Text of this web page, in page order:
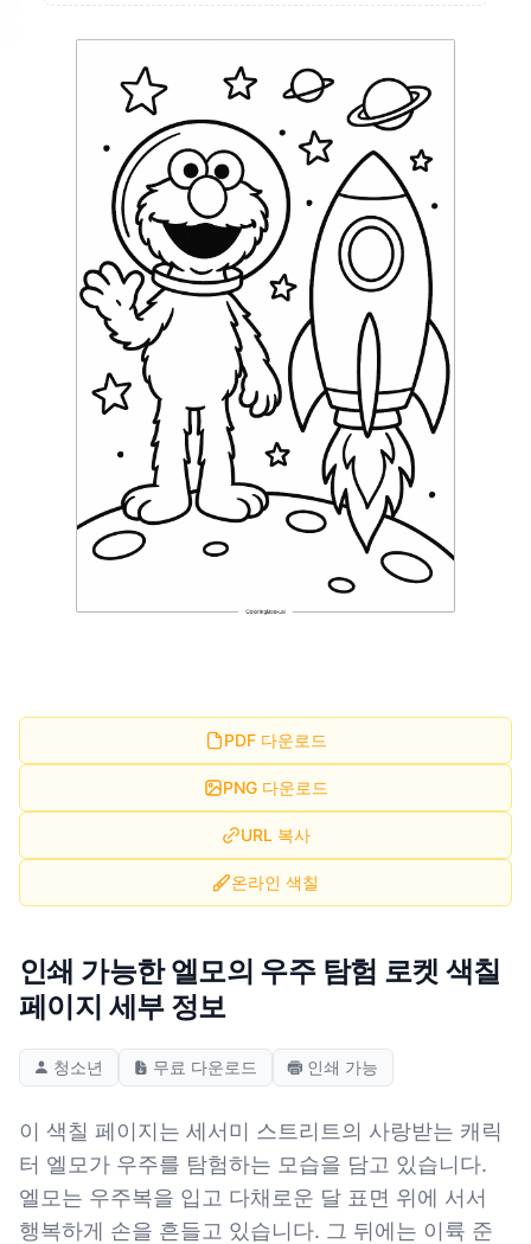
PDF 다운로드
PNG 다운로드
URL 복사
온라인 색칠
인쇄 가능한 엘모의 우주 탐험 로켓 색칠
페이지 세부 정보
청소년 무료 다운로드 인쇄 가능
이 색칠 페이지는 세서미 스트리트의 사랑받는 캐릭
터 엘모가 우주를 탐험하는 모습을 담고 있습니다.
엘모는 우주복을 입고 다채로운 달 표면 위에 서서
행복하게 손을 흔들고 있습니다. 그 뒤에는 이륙 준